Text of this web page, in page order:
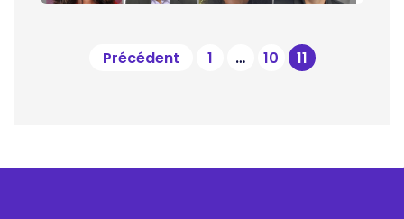
Pagination
Précédent 1 … 10 11